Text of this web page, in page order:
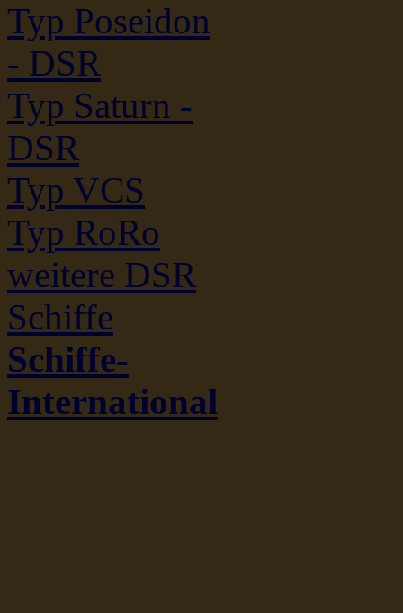
Typ Poseidon
- DSR
Typ Saturn -
DSR
Typ VCS
Typ RoRo
weitere DSR
Schiffe
Schiffe-
International